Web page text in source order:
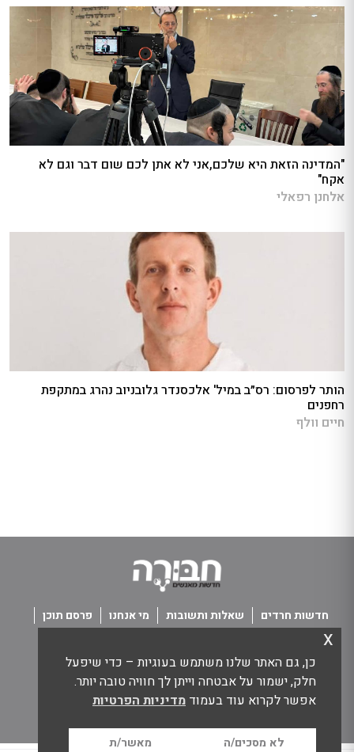
כן, גם האתר שלנו משתמש בעוגיות – כדי שיפעל
חלק, ישמור על אבטחה וייתן לך חוויה טובה יותר.
אפשר לקרוא עוד בעמוד מדיניות הפרטיות
לא מסכים/ה מאשר/ת
x
"המדינה הזאת היא שלכם,אני לא אתן לכם שום דבר וגם לא
אקח"
אלחנן רפאלי
הותר לפרסום: רס״ב במיל' אלכסנדר גלובניוב נהרג במתקפת
רחפנים
חיים וולף
חדשות חרדים שאלות ותשובות מי אנחנו
פרסם תוכן
כל הזכויות שמורות חבורה - חדשות מאנשים